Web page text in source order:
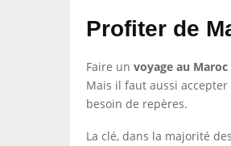
Profiter de
Faire un voyage au
Mais il faut aussi
besoin de repères.
La clé, dans la majorité